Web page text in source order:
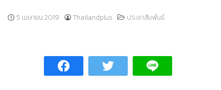
5 เมษายน 2019 Thailandplus ประชาสัมพันธ์